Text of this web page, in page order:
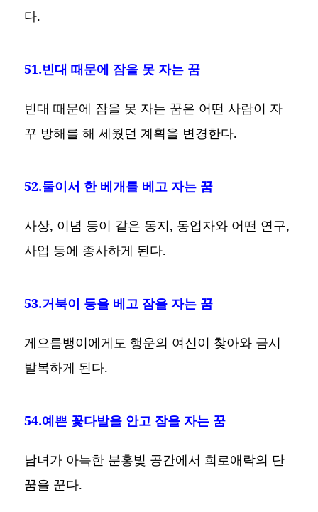
다.
51.빈대 때문에 잠을 못 자는 꿈
빈대 때문에 잠을 못 자는 꿈은 어떤 사람이 자
꾸 방해를 해 세웠던 계획을 변경한다.
52.둘이서 한 베개를 베고 자는 꿈
사상, 이념 등이 같은 동지, 동업자와 어떤 연구,
사업 등에 종사하게 된다.
53.거북이 등을 베고 잠을 자는 꿈
게으름뱅이에게도 행운의 여신이 찾아와 금시
발복하게 된다.
54.예쁜 꽃다발을 안고 잠을 자는 꿈
남녀가 아늑한 분홍빛 공간에서 희로애락의 단
꿈을 꾼다.